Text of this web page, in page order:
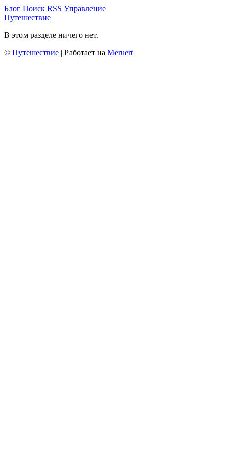
Блог Поиск RSS Управление
Путешествие
В этом разделе ничего нет.
© Путешествие | Работает на Meruert